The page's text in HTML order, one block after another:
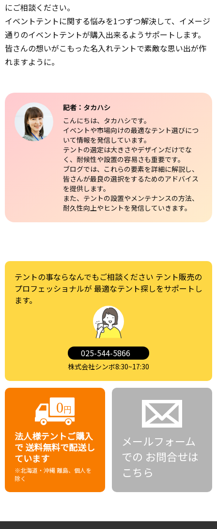
にご相談ください。
イベントテントに関する悩みを1つずつ解決して、イメージ
通りのイベントテントが購入出来るようサポートします。
皆さんの想いがこもった名入れテントで素敵な思い出が作
れますように。
記者：タカハシ
こんにちは、タカハシです。
イベントや市場向けの最適なテント選びにつ
いて情報を発信しています。
テントの選定は大きさやデザインだけでな
く、耐候性や設置の容易さも重要です。
ブログでは、これらの要素を詳細に解説し、
皆さんが最良の選択をするためのアドバイス
を提供します。
また、テントの設置やメンテナンスの方法、
耐久性向上やヒントを発信していきます。
テントの事ならなんでもご相談ください テント販売の
プロフェッショナルが 最適なテント探しをサポートし
ます。
025-544-5866
株式会社シンボ8:30~17:30
法人様テントご購入
で送料無料で配送し
ています
※北海道・沖縄 離島、個人を
除く
メールフォーム
での お問合せは
こちら